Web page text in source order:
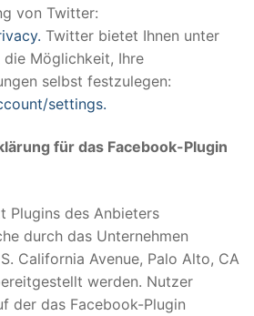
von Twitter:
Twitter bietet Ihnen unter
Möglichkeit, Ihre
selbst festzulegen:
settings.
für das Facebook-Plugin
Plugins des Anbieters
durch das Unternehmen
California Avenue, Palo Alto, CA
werden. Nutzer
der das Facebook-Plugin